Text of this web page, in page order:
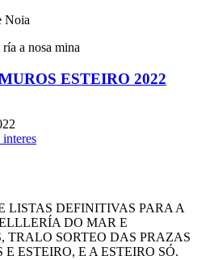
ESTEIRO 2022
LISTAS DEFINITIVAS PARA A
DO MAR E
TRALO SORTEO DAS PRAZAS
ESTEIRO, E A ESTEIRO SÓ.